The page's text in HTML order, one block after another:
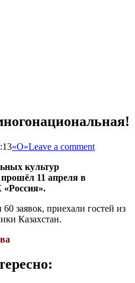
«О»Leave a comment
культур
11 апреля в
заявок, приехали гостей из
Казахстан.